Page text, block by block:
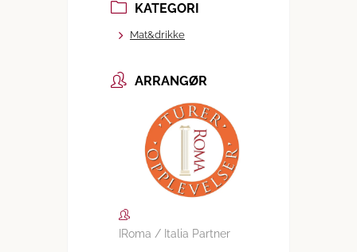
KATEGORI
Mat&drikke
ARRANGØR
IRoma / Italia Partner